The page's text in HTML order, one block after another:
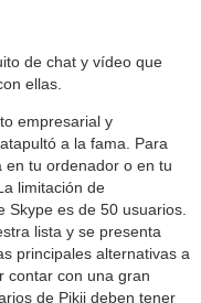
de chat y vídeo que
ellas.
empresarial y
a la fama. Para
en tu ordenador o en tu
limitación de
Skype es de 50 usuarios.
lista y se presenta
principales alternativas a
contar con una gran
de Pikii deben tener